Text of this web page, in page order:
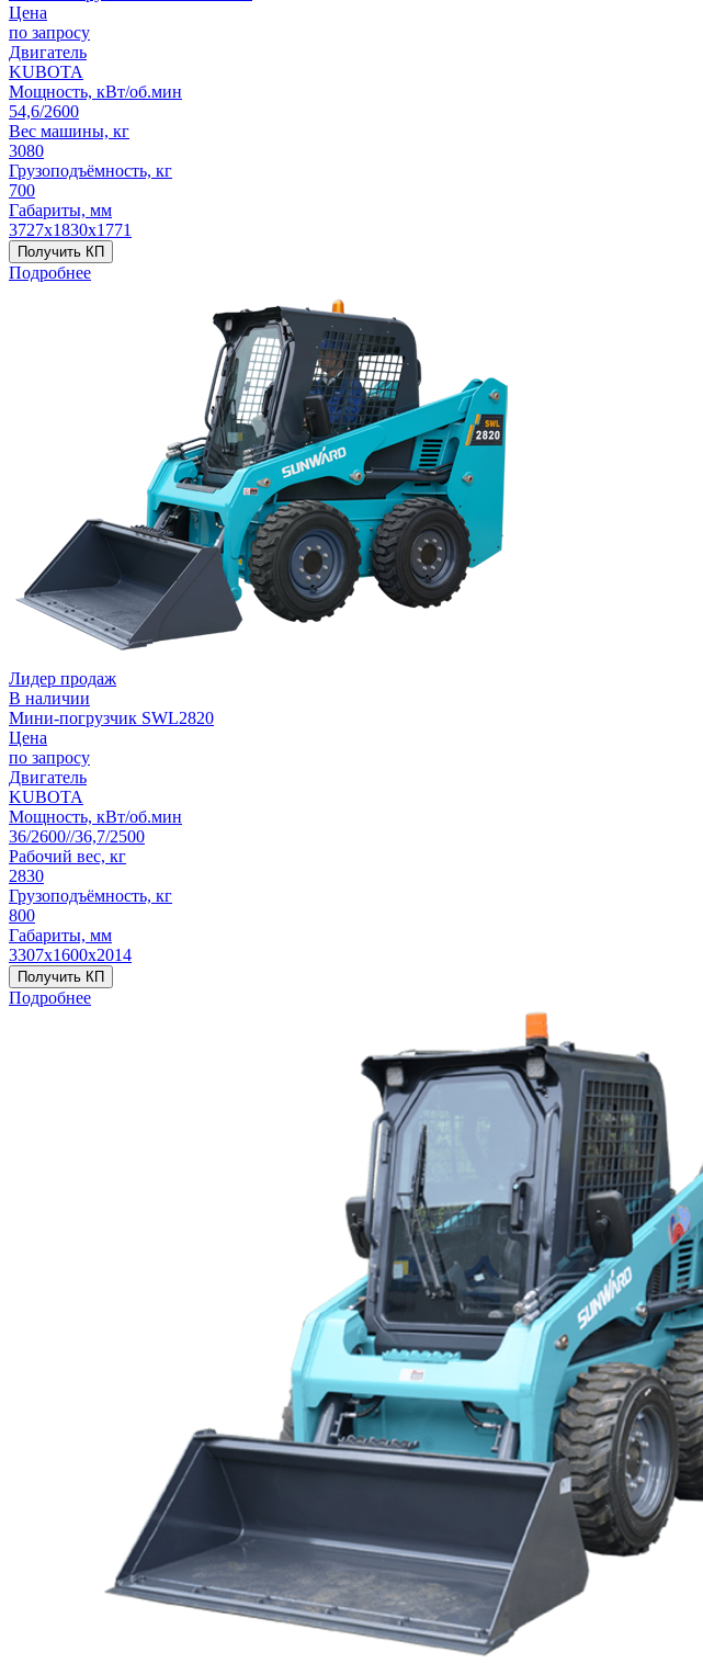
Цена
по запросу
Двигатель
KUBOTA
Мощность, кВт/об.мин
54,6/2600
Вес машины, кг
3080
Грузоподъёмность, кг
700
Габариты, мм
3727х1830х1771
Получить КП
Подробнее
Лидер продаж
В наличии
Мини-погрузчик SWL2820
Цена
по запросу
Двигатель
KUBOTA
Мощность, кВт/об.мин
36/2600//36,7/2500
Рабочий вес, кг
2830
Грузоподъёмность, кг
800
Габариты, мм
3307х1600х2014
Получить КП
Подробнее